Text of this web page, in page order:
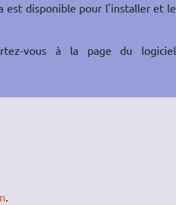
est disponible pour l'installer et le
vous à la page du logiciel